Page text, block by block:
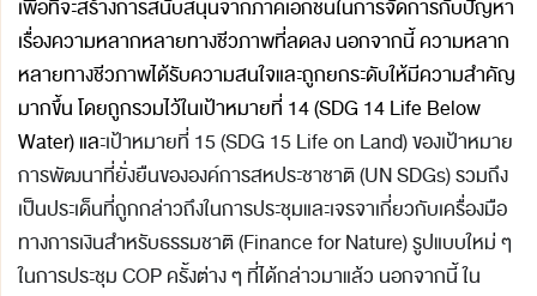
เพื่อที่จะสร้างการสนับสนุนจากภาคเอกชนในการจัดการกับปัญหา
เรื่องความหลากหลายทางชีวภาพที่ลดลงนอกจากนี้ ความหลาก
หลายทางชีวภาพได้รับความสนใจและถูกยกระดับให้มีความสำคัญ
มากขึ้น โดยถูกรวมไว้ในเป้าหมายที่ 14 (SDG 14 Life Below
Water) และเป้าหมายที่ 15 (SDG 15 Life on Land) ของเป้าหมาย
การพัฒนาที่ยั่งยืนขององค์การสหประชาชาติ (UN SDGs) รวมถึง
เป็นประเด็นที่ถูกกล่าวถึงในการประชุมและเจรจาเกี่ยวกับเครื่องมือ
ทางการเงินสำหรับธรรมชาติ (Finance for Nature) รูปแบบใหม่ ๆ
ในการประชุม COP ครั้งต่าง ๆ ที่ได้กล่าวมาแล้ว นอกจากนี้ ใน